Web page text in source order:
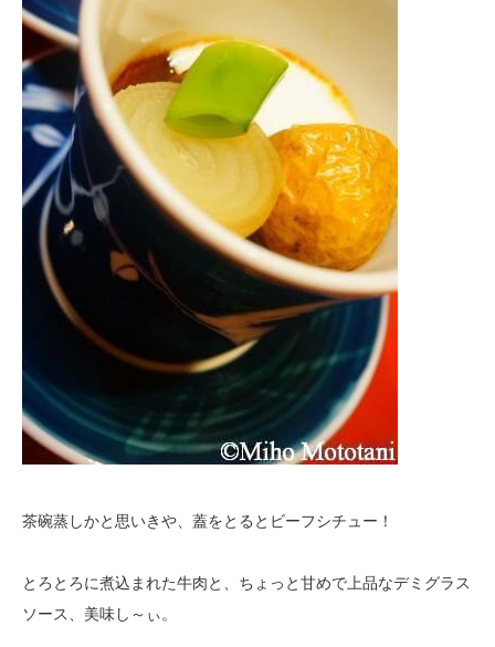
茶碗蒸しかと思いきや、蓋をとるとビーフシチュー！
とろとろに煮込まれた牛肉と、ちょっと甘めで上品なデミグラス
ソース、美味し～ぃ。